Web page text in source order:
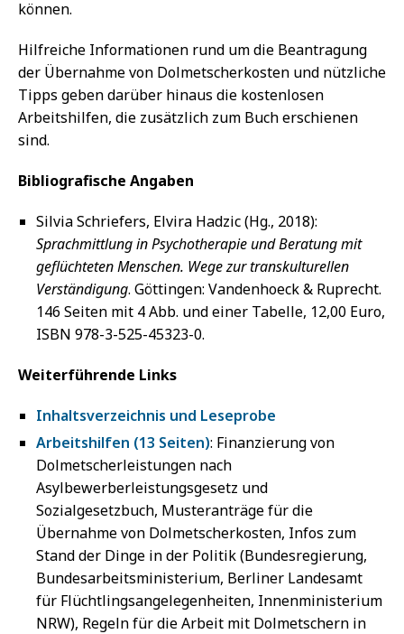
können.
Hilfreiche Informationen rund um die Beantragung
der Übernahme von Dolmetscherkosten und nützliche
Tipps geben darüber hinaus die kostenlosen
Arbeitshilfen, die zusätzlich zum Buch erschienen
sind.
Bibliografische Angaben
Silvia Schriefers, Elvira Hadzic (Hg., 2018):
Sprachmittlung in Psychotherapie und Beratung mit
geflüchteten Menschen. Wege zur transkulturellen
Verständigung. Göttingen: Vandenhoeck & Ruprecht.
146 Seiten mit 4 Abb. und einer Tabelle, 12,00 Euro,
ISBN 978-3-525-45323-0.
Weiterführende Links
Inhaltsverzeichnis und Leseprobe
Arbeitshilfen (13 Seiten): Finanzierung von
Dolmetscherleistungen nach
Asylbewerberleistungsgesetz und
Sozialgesetzbuch, Musteranträge für die
Übernahme von Dolmetscherkosten, Infos zum
Stand der Dinge in der Politik (Bundesregierung,
Bundesarbeitsministerium, Berliner Landesamt
für Flüchtlingsangelegenheiten, Innenministerium
NRW), Regeln für die Arbeit mit Dolmetschern in